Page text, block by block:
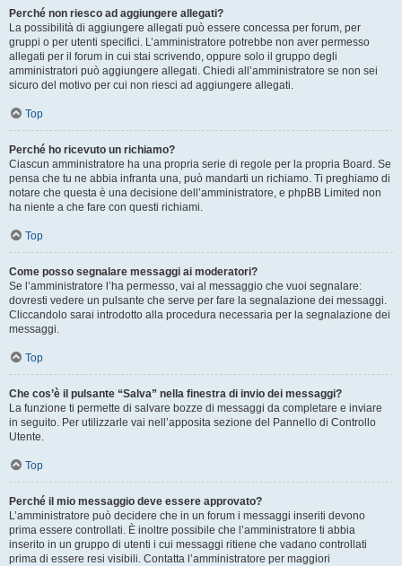
Perché non riesco ad aggiungere allegati?
La possibilità di aggiungere allegati può essere concessa per forum, per
gruppi o per utenti specifici. L’amministratore potrebbe non aver permesso
allegati per il forum in cui stai scrivendo, oppure solo il gruppo degli
amministratori può aggiungere allegati. Chiedi all’amministratore se non sei
sicuro del motivo per cui non riesci ad aggiungere allegati.
Top
Perché ho ricevuto un richiamo?
Ciascun amministratore ha una propria serie di regole per la propria Board. Se
pensa che tu ne abbia infranta una, può mandarti un richiamo. Ti preghiamo di
notare che questa è una decisione dell’amministratore, e phpBB Limited non
ha niente a che fare con questi richiami.
Top
Come posso segnalare messaggi ai moderatori?
Se l’amministratore l’ha permesso, vai al messaggio che vuoi segnalare:
dovresti vedere un pulsante che serve per fare la segnalazione dei messaggi.
Cliccandolo sarai introdotto alla procedura necessaria per la segnalazione dei
messaggi.
Top
Che cos’è il pulsante “Salva” nella finestra di invio dei messaggi?
La funzione ti permette di salvare bozze di messaggi da completare e inviare
in seguito. Per utilizzarle vai nell’apposita sezione del Pannello di Controllo
Utente.
Top
Perché il mio messaggio deve essere approvato?
L’amministratore può decidere che in un forum i messaggi inseriti devono
prima essere controllati. È inoltre possibile che l’amministratore ti abbia
inserito in un gruppo di utenti i cui messaggi ritiene che vadano controllati
prima di essere resi visibili. Contatta l’amministratore per maggiori